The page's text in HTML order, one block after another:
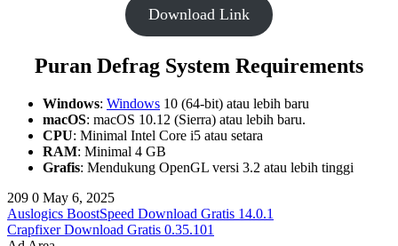
Download Link
Puran Defrag System Requirements
Windows: Windows 10 (64-bit) atau lebih baru
macOS: macOS 10.12 (Sierra) atau lebih baru​.
CPU: Minimal Intel Core i5 atau setara
RAM: Minimal 4 GB
Grafis: Mendukung OpenGL versi 3.2 atau lebih tinggi​
209 0 May 6, 2025
Auslogics BoostSpeed Download Gratis 14.0.1
Crapfixer Download Gratis 0.35.101